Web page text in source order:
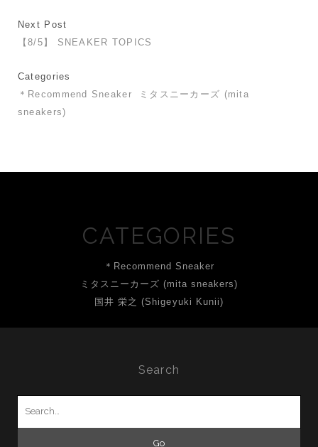
Next Post
【8/5】 SNEAKER TOPICS
Categories
＊Recommend Sneaker
ミタスニーカーズ (mita
sneakers)
CATEGORIES
＊Recommend Sneaker
ミタスニーカーズ (mita sneakers)
国井 栄之 (Shigeyuki Kunii)
Search